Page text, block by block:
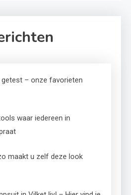
– onze favorieten
waar iedereen in
maakt u zelf deze look